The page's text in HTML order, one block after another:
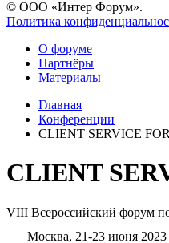
© ООО «Интер Форум».
Политика
О форуме
Партнёры
Материалы
Главная
Конференции
CLIENT SERVICE
CLIENT
VIII Всероссийский форум
Москва, 21-23 июня 2023